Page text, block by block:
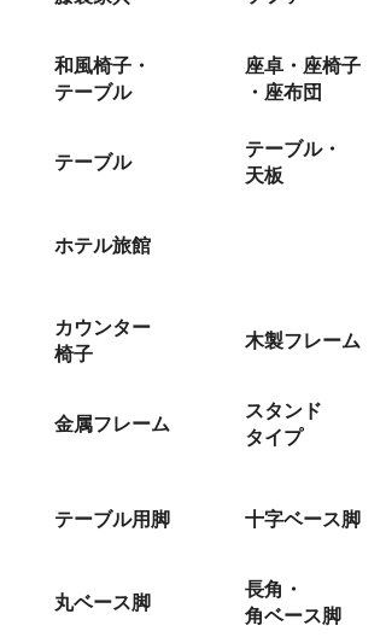
和風椅子・
テーブル
座卓・座椅子
・座布団
テーブル
テーブル・
天板
ホテル旅館
カウンター
椅子
木製フレーム
金属フレーム
スタンド
タイプ
テーブル用脚 十字ベース脚
丸ベース脚
長角・
角ベース脚